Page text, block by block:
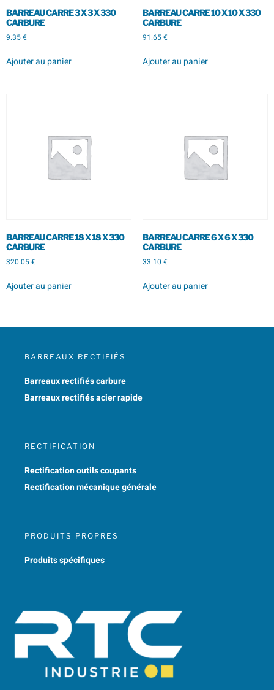
BARREAU CARRE 3 X 3 X 330
CARBURE
9.35€
Ajouter au panier
BARREAU CARRE 10 X 10 X 330
CARBURE
91.65€
Ajouter au panier
BARREAU CARRE 18 X 18 X 330
CARBURE
320.05€
Ajouter au panier
BARREAU CARRE 6 X 6 X 330
CARBURE
33.10 €
Ajouter au panier
BARREAUX RECTIFIÉS
Barreaux rectifiés carbure
Barreaux rectifiés acier rapide
RECTIFICATION
Rectification outils coupants
Rectification mécanique générale
PRODUITS PROPRES
Produits spécifiques